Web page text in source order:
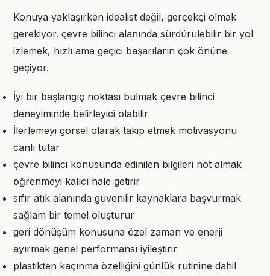
Konuya yaklaşırken idealist değil, gerçekçi olmak
gerekiyor. çevre bilinci alanında sürdürülebilir bir yol
izlemek, hızlı ama geçici başarıların çok önüne
geçiyor.
İyi bir başlangıç noktası bulmak çevre bilinci
deneyiminde belirleyici olabilir
İlerlemeyi görsel olarak takip etmek motivasyonu
canlı tutar
çevre bilinci konusunda edinilen bilgileri not almak
öğrenmeyi kalıcı hale getirir
sıfır atık alanında güvenilir kaynaklara başvurmak
sağlam bir temel oluşturur
geri dönüşüm konusuna özel zaman ve enerji
ayırmak genel performansı iyileştirir
plastikten kaçınma özelliğini günlük rutinine dahil